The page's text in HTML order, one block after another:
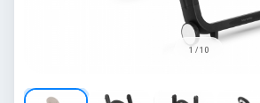
1 / 10